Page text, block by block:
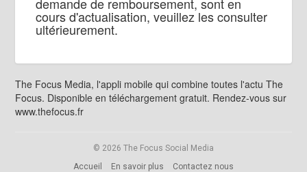
cours d'actualisation, veuillez les consulter
ultérieurement.
The Focus Media, l'appli mobile qui combine toutes l'actu The
Focus. Disponible en téléchargement gratuit. Rendez-vous sur
www.thefocus.fr
© 2026 The Focus Social Media
Accueil
En savoir plus
Contactez nous